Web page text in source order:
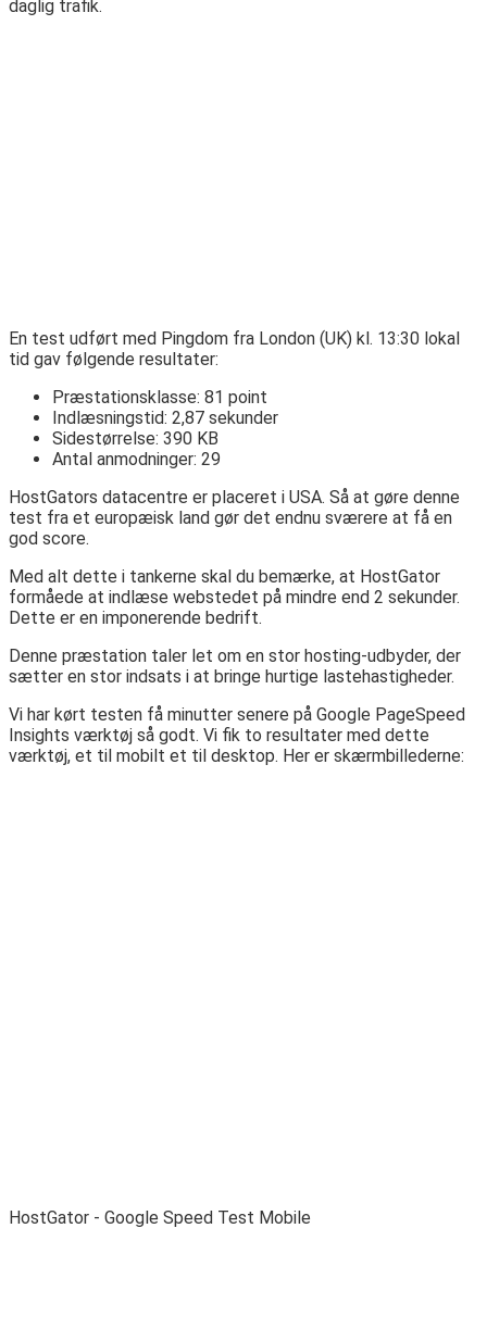
daglig trafik.
En test udført med Pingdom fra London (UK) kl. 13:30 lokal
tid gav følgende resultater:
Præstationsklasse: 81 point
Indlæsningstid: 2,87 sekunder
Sidestørrelse: 390 KB
Antal anmodninger: 29
HostGators datacentre er placeret i USA. Så at gøre denne
test fra et europæisk land gør det endnu sværere at få en
god score.
Med alt dette i tankerne skal du bemærke, at HostGator
formåede at indlæse webstedet på mindre end 2 sekunder.
Dette er en imponerende bedrift.
Denne præstation taler let om en stor hosting-udbyder, der
sætter en stor indsats i at bringe hurtige lastehastigheder.
Vi har kørt testen få minutter senere på Google PageSpeed ​​
Insights værktøj så godt. Vi fik to resultater med dette
værktøj, et til mobilt et til desktop. Her er skærmbillederne:
HostGator - Google Speed ​​Test Mobile